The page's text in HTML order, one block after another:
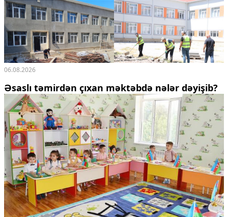
06.08.2026
Əsaslı təmirdən çıxan məktəbdə nələr dəyişib?